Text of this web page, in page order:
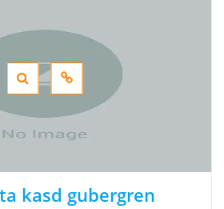
kasd gubergren